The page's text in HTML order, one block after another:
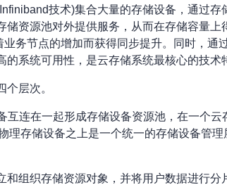
技术)集合大量的存储设备，通过存
资源池对外提供服务，从而在存储容量上
务节点的增加而获得同步提升。同时，通
系统可用性，是云存储系统最核心的技术
层次。
连在一起形成存储设备资源池，在一个云
理存储设备之上是一个统一的存储设备管理
组织存储资源对象，并将用户数据进行分